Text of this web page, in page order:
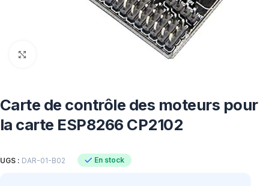
Carte de contrôle des moteurs pour
la carte ESP8266 CP2102
UGS : DAR-01-B02 En stock